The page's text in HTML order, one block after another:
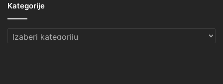
Kategorije
Kategorije